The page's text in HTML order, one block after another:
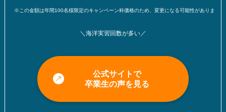
※この金額は年間100名様限定のキャンペーン科価格のため、変更になる可能性がありま
＼海洋実習回数が多い／
公式サイトで
卒業生の声を見る